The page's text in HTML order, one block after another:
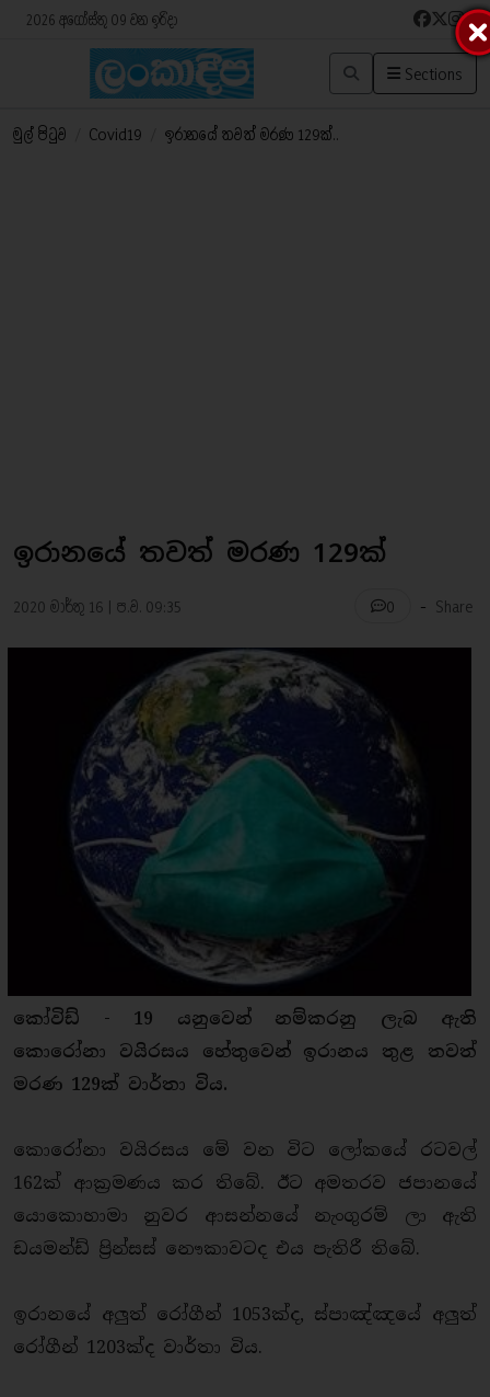
2026 අගෝස්තු 09 වන ඉරිදා
Sections
මුල් පිටුව Covid19 ඉරානයේ තවත් මරණ 129ක්..
ඉරානයේ තවත් මරණ 129ක්
2020 මාර්තු 16 | ප.ව. 09:35 0 - Share
කෝවිඩ් - 19 යනුවෙන් නම්කරනු ලැබ ඇති
කොරෝනා වයිරසය හේතුවෙන් ඉරානය තුළ තවත්
මරණ 129ක් වාර්තා විය.
කොරෝනා වයිරසය මේ වන විට ලෝකයේ රටවල්
162ක් ආක්‍රමණය කර තිබේ. ඊට අමතරව ජපානයේ
යොකොහාමා නුවර ආසන්නයේ නැංගුරම් ලා ඇති
ඩයමන්ඩ් ප්‍රින්සස් නෞකාවටද එය පැතිරී තිබේ.
ඉරානයේ අලුත් රෝගීන් 1053ක්ද, ස්පාඤ්ඤයේ අලුත්
රෝගීන් 1203ක්ද වාර්තා විය.